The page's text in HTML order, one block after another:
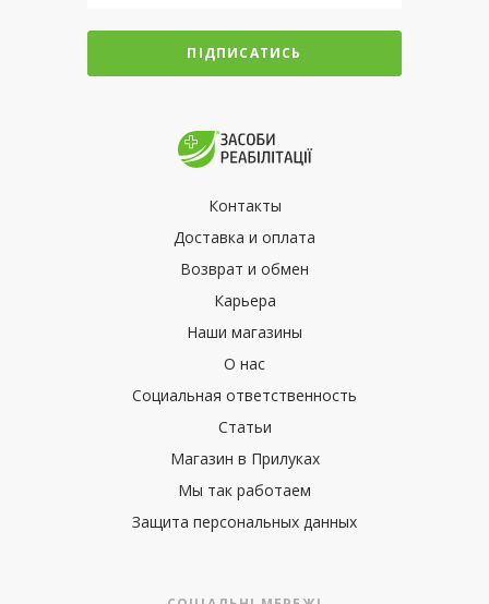
ПІДПИСАТИСЬ
Контакты
Доставка и оплата
Возврат и обмен
Карьера
Наши магазины
О нас
Социальная ответственность
Статьи
Магазин в Прилуках
Мы так работаем
Защита персональных данных